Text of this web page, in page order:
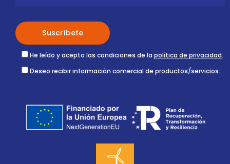
He leído y acepto las condiciones de la política de privacidad.
Deseo recibir información comercial de productos/servicios.